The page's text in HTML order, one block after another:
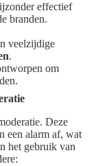
effectief
branden.
veelzijdige
.
om
Deze
een alarm af, wat
het gebruik van